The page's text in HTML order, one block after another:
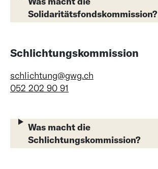
Solidaritätsfondskommission?
Schlichtungskommission
schlichtung@gwg.ch
052 202 90 91
Was macht die
Schlichtungskommission?